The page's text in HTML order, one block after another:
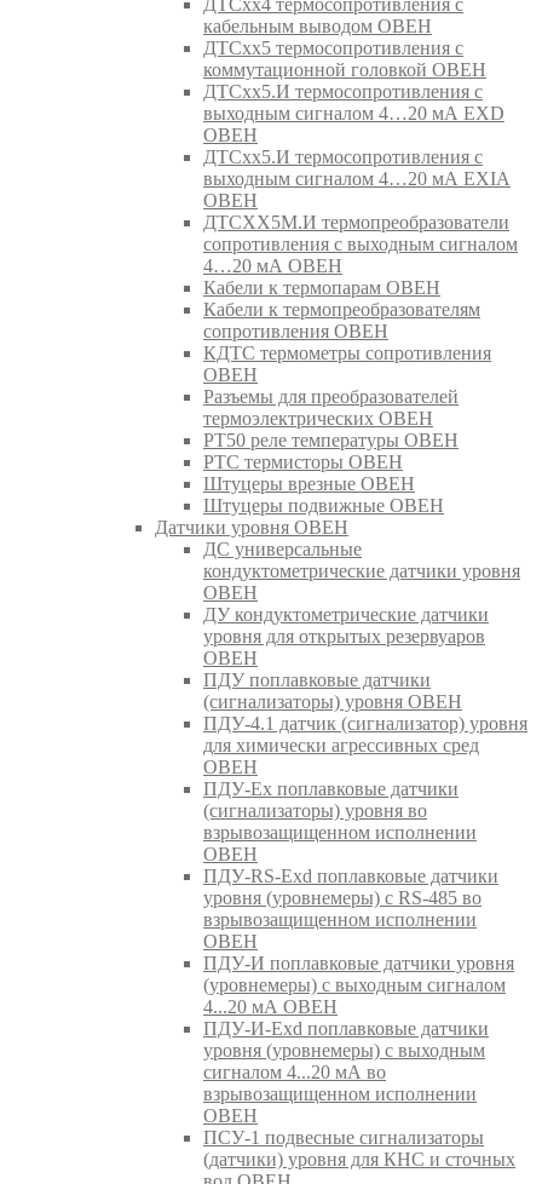
кабельным выводом ОВЕН
ДТСхх5 термосопротивления с
коммутационной головкой ОВЕН
ДТСхх5.И термосопротивления с
выходным сигналом 4…20 мА EXD
ОВЕН
ДТСхх5.И термосопротивления с
выходным сигналом 4…20 мА EXIA
ОВЕН
ДТСХХ5М.И термопреобразователи
сопротивления с выходным сигналом
4…20 мА ОВЕН
Кабели к термопарам ОВЕН
Кабели к термопреобразователям
сопротивления ОВЕН
КДТС термометры сопротивления
ОВЕН
Разъемы для преобразователей
термоэлектрических ОВЕН
РТ50 реле температуры ОВЕН
РТС термисторы ОВЕН
Штуцеры врезные ОВЕН
Штуцеры подвижные ОВЕН
Датчики уровня ОВЕН
ДС универсальные
кондуктометрические датчики уровня
ОВЕН
ДУ кондуктометрические датчики
уровня для открытых резервуаров
ОВЕН
ПДУ поплавковые датчики
(сигнализаторы) уровня ОВЕН
ПДУ-4.1 датчик (сигнализатор) уровня
для химически агрессивных сред
ОВЕН
ПДУ-Ex поплавковые датчики
(сигнализаторы) уровня во
взрывозащищенном исполнении
ОВЕН
ПДУ-RS-Exd поплавковые датчики
уровня (уровнемеры) с RS-485 во
взрывозащищенном исполнении
ОВЕН
ПДУ-И поплавковые датчики уровня
(уровнемеры) с выходным сигналом
4...20 мА ОВЕН
ПДУ-И-Exd поплавковые датчики
уровня (уровнемеры) с выходным
сигналом 4...20 мА во
взрывозащищенном исполнении
ОВЕН
ПСУ-1 подвесные сигнализаторы
(датчики) уровня для КНС и сточных